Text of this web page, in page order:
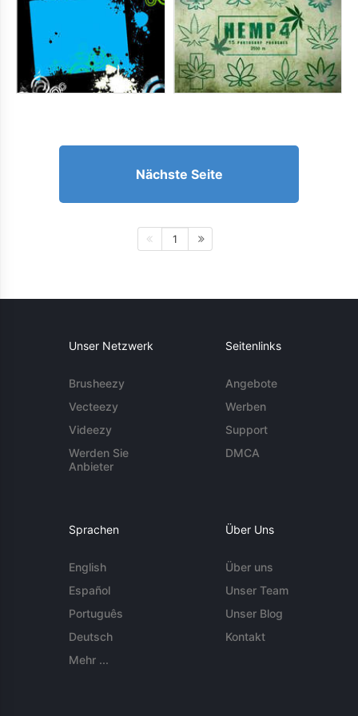
Nächste Seite
1
Unser Netzwerk
Brusheezy
Vecteezy
Videezy
Werden Sie
Anbieter
Seitenlinks
Angebote
Werben
Support
DMCA
Sprachen
English
Español
Português
Deutsch
Mehr ...
Über Uns
Über uns
Unser Team
Unser Blog
Kontakt